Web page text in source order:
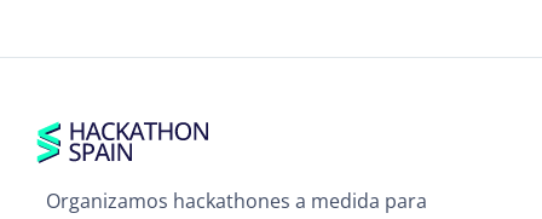
Organizamos hackathones a medida para